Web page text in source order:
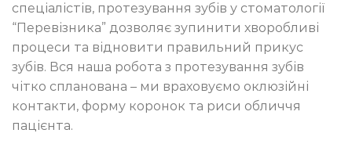
спеціалістів, протезування зубів у стоматології
“Перевізника” дозволяє зупинити хворобливі
процеси та відновити правильний прикус
зубів. Вся наша робота з протезування зубів
чітко спланована – ми враховуємо оклюзійні
контакти, форму коронок та риси обличчя
пацієнта.